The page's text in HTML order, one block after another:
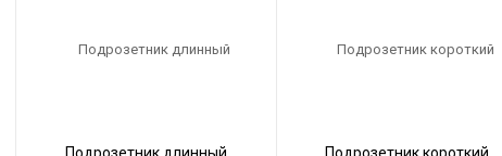
Подрозетник длинный
Подрозетник короткий